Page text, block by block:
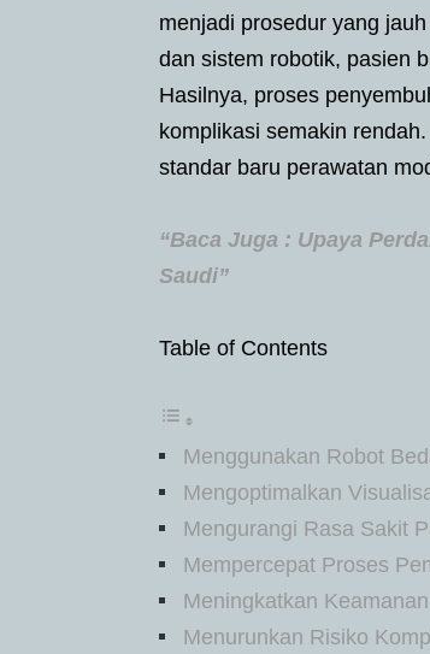
menjadi prosedur yang
dan sistem robotik, pasien
Hasilnya, proses
komplikasi semakin
standar baru perawatan
“Baca Juga : Upaya
Saudi”
Table of Contents
Menggunakan Robot
Mengoptimalkan
Mengurangi Rasa Sakit
Mempercepat Proses
Meningkatkan
Menurunkan Risiko